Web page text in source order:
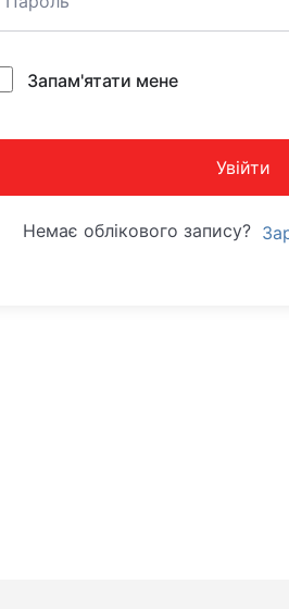
Запам'ятати мене
Увійти
Немає облікового запису?